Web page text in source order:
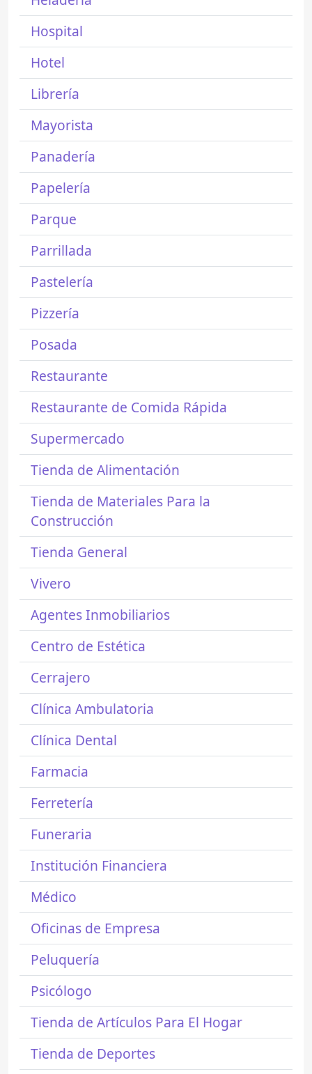
Hospital
Hotel
Librería
Mayorista
Panadería
Papelería
Parque
Parrillada
Pastelería
Pizzería
Posada
Restaurante
Restaurante de Comida Rápida
Supermercado
Tienda de Alimentación
Tienda de Materiales Para la
Construcción
Tienda General
Vivero
Agentes Inmobiliarios
Centro de Estética
Cerrajero
Clínica Ambulatoria
Clínica Dental
Farmacia
Ferretería
Funeraria
Institución Financiera
Médico
Oficinas de Empresa
Peluquería
Psicólogo
Tienda de Artículos Para El Hogar
Tienda de Deportes